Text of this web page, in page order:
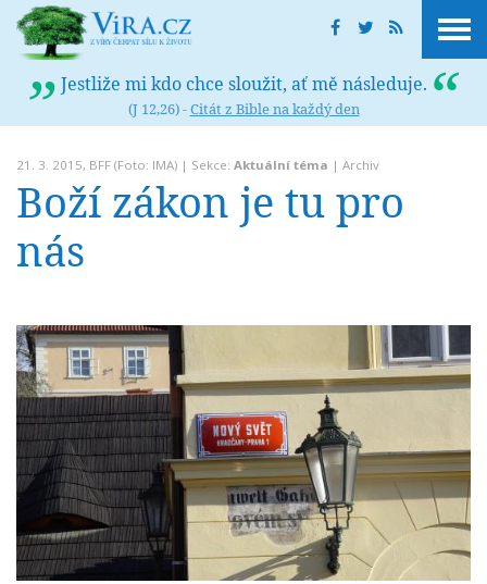
Jestliže mi kdo chce sloužit, ať mě následuje.
(J 12,26) -Citát z Bible na každý den
21. 3. 2015, BFF (Foto: IMA) | Sekce: Aktuální téma | Archiv
Boží zákon je tu pro
nás